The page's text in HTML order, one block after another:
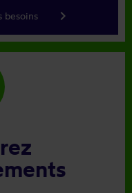
besoins keyboard_arrow_right